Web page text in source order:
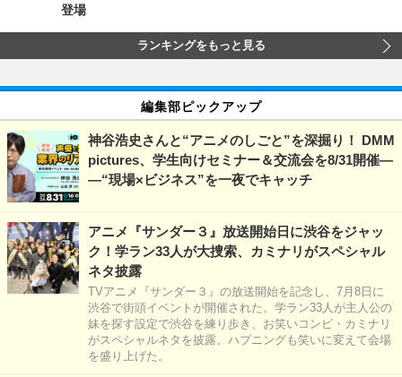
登場
ランキングをもっと見る
編集部ピックアップ
神谷浩史さんと“アニメのしごと”を深掘り！ DMM
pictures、学生向けセミナー＆交流会を8/31開催―
―“現場×ビジネス”を一夜でキャッチ
アニメ『サンダー３』放送開始日に渋谷をジャッ
ク！学ラン33人が大捜索、カミナリがスペシャル
ネタ披露
TVアニメ『サンダー３』の放送開始を記念し、7月8日に
渋谷で街頭イベントが開催された。学ラン33人が主人公の
妹を探す設定で渋谷を練り歩き、お笑いコンビ・カミナリ
がスペシャルネタを披露。ハプニングも笑いに変えて会場
を盛り上げた。